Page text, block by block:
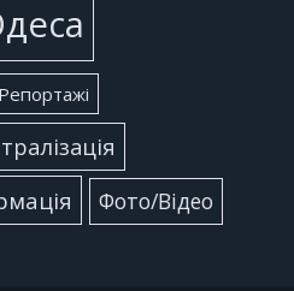
Репортажі
Фото/Відео